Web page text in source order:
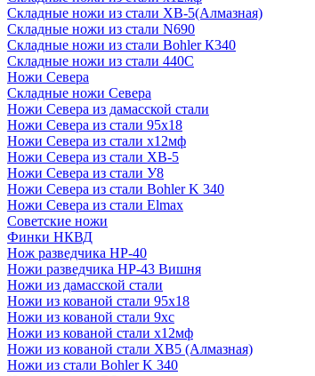
Складные ножи из стали ХВ-5(Алмазная)
Складные ножи из стали N690
Складные ножи из стали Bohler К340
Складные ножи из стали 440С
Ножи Севера
Складные ножи Севера
Ножи Севера из дамасской стали
Ножи Севера из стали 95х18
Ножи Севера из стали х12мф
Ножи Севера из стали ХВ-5
Ножи Севера из стали У8
Ножи Севера из стали Bohler K 340
Ножи Севера из стали Elmax
Советские ножи
Финки НКВД
Нож разведчика НР-40
Ножи разведчика НР-43 Вишня
Ножи из дамасской стали
Ножи из кованой стали 95х18
Ножи из кованой стали 9хс
Ножи из кованой стали х12мф
Ножи из кованой стали ХВ5 (Алмазная)
Ножи из стали Bohler K 340